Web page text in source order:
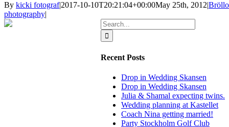
By kicki fotograf|2017-10-10T20:21:04+00:00May 25th, 2012|
photography|
Search
for:
Recent Posts
Drop in Wedding Skansen
Drop in Wedding Skansen
Julia & Shamal expecting twins.
Wedding planning at Kastellet
Coach Nina getting married!
Party Stockholm Golf Club